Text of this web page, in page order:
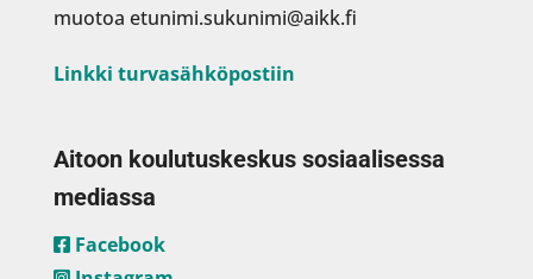
muotoa etunimi.sukunimi@aikk.fi
Linkki turvasähköpostiin
Aitoon koulutuskeskus sosiaalisessa
mediassa
Facebook